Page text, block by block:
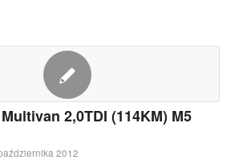
2,0TDI (114KM) M5
2012